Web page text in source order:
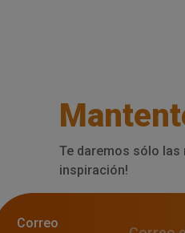
Te daremos sólo las
inspiración!
Correo